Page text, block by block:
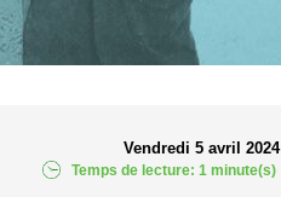
Vendredi 5 avril 2024
Temps de lecture: 1 minute(s)